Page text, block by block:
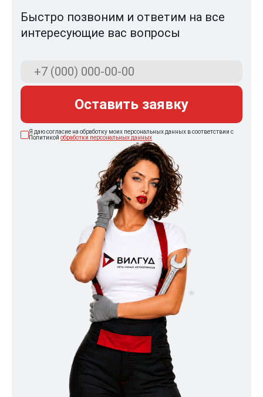
Быстро позвоним и ответим на все
интересующие вас вопросы
Оставить заявку
Я даю согласие на обработку моих персональных данных в соответствии с
Политикой обработки персональных данных